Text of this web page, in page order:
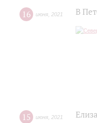
16 июня 2021 В
15 июня 2021